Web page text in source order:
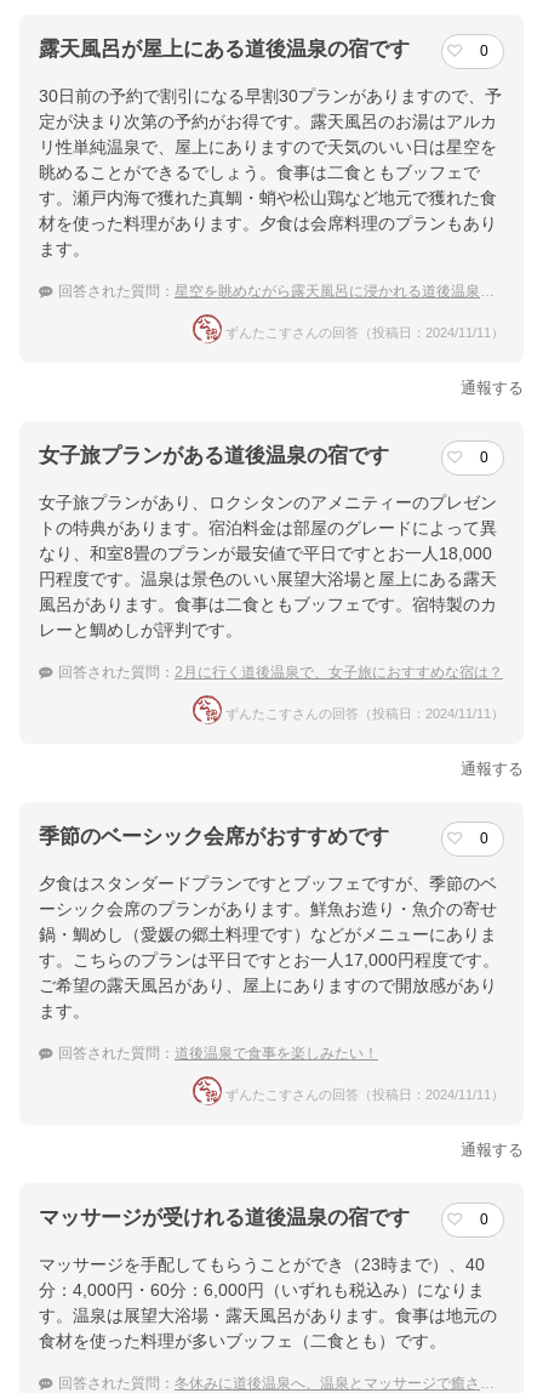
露天風呂が屋上にある道後温泉の宿です 0
30日前の予約で割引になる早割30プランがありますので、予
定が決まり次第の予約がお得です。露天風呂のお湯はアルカ
リ性単純温泉で、屋上にありますので天気のいい日は星空を
眺めることができるでしょう。食事は二食ともブッフェで
す。瀬戸内海で獲れた真鯛・蛸や松山鶏など地元で獲れた食
材を使った料理があります。夕食は会席料理のプランもあり
ます。
回答された質問： 星空を眺めながら露天風呂に浸かれる道後温泉の宿はありますか？
ずんたこすさんの回答（投稿日：2024/11/11）
通報する
女子旅プランがある道後温泉の宿です 0
女子旅プランがあり、ロクシタンのアメニティーのプレゼン
トの特典があります。宿泊料金は部屋のグレードによって異
なり、和室8畳のプランが最安値で平日ですとお一人18,000
円程度です。温泉は景色のいい展望大浴場と屋上にある露天
風呂があります。食事は二食ともブッフェです。宿特製のカ
レーと鯛めしが評判です。
回答された質問： 2月に行く道後温泉で、女子旅におすすめな宿は？
ずんたこすさんの回答（投稿日：2024/11/11）
通報する
季節のベーシック会席がおすすめです 0
夕食はスタンダードプランですとブッフェですが、季節のベ
ーシック会席のプランがあります。鮮魚お造り・魚介の寄せ
鍋・鯛めし（愛媛の郷土料理です）などがメニューにありま
す。こちらのプランは平日ですとお一人17,000円程度です。
ご希望の露天風呂があり、屋上にありますので開放感があり
ます。
回答された質問： 道後温泉で食事を楽しみたい！
ずんたこすさんの回答（投稿日：2024/11/11）
通報する
マッサージが受けれる道後温泉の宿です 0
マッサージを手配してもらうことができ（23時まで）、40
分：4,000円・60分：6,000円（いずれも税込み）になりま
す。温泉は展望大浴場・露天風呂があります。食事は地元の
食材を使った料理が多いブッフェ（二食とも）です。
回答された質問： 冬休みに道後温泉へ、温泉とマッサージで癒されたいです